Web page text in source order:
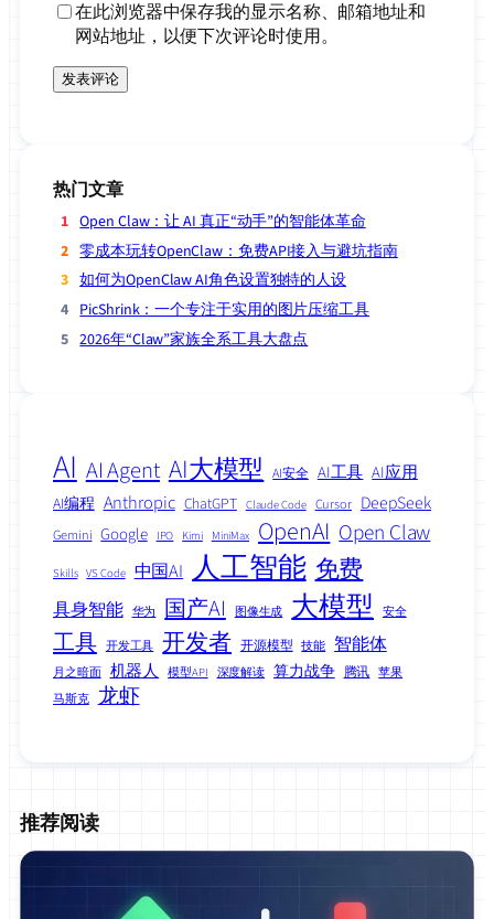
在此浏览器中保存我的显示名称、邮箱地址和
网站地址，以便下次评论时使用。
热门文章
Open Claw：让 AI 真正“动手”的智能体革命
零成本玩转OpenClaw：免费API接入与避坑指南
如何为OpenClaw AI角色设置独特的人设
PicShrink：一个专注于实用的图片压缩工具
2026年“Claw”家族全系工具大盘点
AI AI Agent AI大模型 AI安全 AI工具 AI应用
AI编程 Anthropic ChatGPT Claude Code Cursor DeepSeek
Gemini Google IPO Kimi MiniMax OpenAI Open Claw
Skills VS Code 中国AI 人工智能 免费
具身智能 华为 国产AI 图像生成 大模型 安全
工具 开发工具 开发者 开源模型 技能 智能体
月之暗面 机器人 模型API 深度解读 算力战争 腾讯 苹果
马斯克 龙虾
推荐阅读